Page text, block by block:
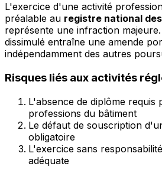
L'exercice d'une activité
préalable au registre national
représente une infraction
dissimulé entraîne une amende
indépendamment des autres
Risques liés aux activités
L'absence de diplôme requis
professions du bâtiment
Le défaut de souscription
obligatoire
L'exercice sans
adéquate